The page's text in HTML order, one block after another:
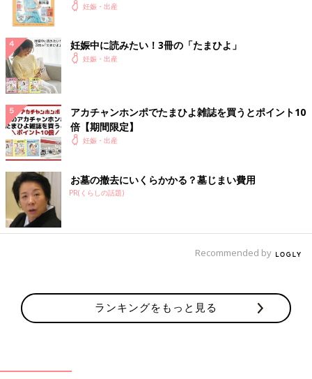
ないの？」などと、否定的な発言を連発。
私は私なりにいろいろ頭を悩ませて苦渋の決断をしたというの
に、産後のサポートに後ろ向きな夫に腹が立ちました。「産後は
1人で頑張るしかないってこと？ そんなの無理！」。失望した
私は「じゃあ、産むのやめる！」と泣きながら夫に宣言しまし
日ごろのコミュニケーション不足を反省
その日はもうそれ以上話し合いにならず、後日改めて話し合いま
した。夫も、上の子のときに産前産後の大変さを見て知っている
はずです。自分の子どもなのに実家に丸投げしようとする夫に腹
が立ったこと、私の親は持病があるのでコロナの脅威がある今は
頼れないことなど、私の気持ちをすべて話しました。
夫は夫で、育児休暇が取れる確証はなく、育児休暇が取れない場
い方になったけれど、子どもたちの世話も赤ちゃんの世話も喜ん
でしたいと思っていることを話してくれました。
コロナ禍のなかでの妊娠で不安だったところに、夫の態度でとど
妊娠・出産
妊娠中に読みたい！3冊の「たまひよ」
妊娠・出産
アカチャンホンポでたまひよ雑誌を買うとポイント10
倍【期間限定】
妊娠・出産
お墓の撤去にいくらかかる？墓じまい費用
PR(くらしの話題)
Recommended by
ランキングをもっと見る